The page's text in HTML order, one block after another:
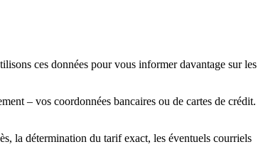
ces données pour vous informer davantage sur les
– vos coordonnées bancaires ou de cartes de crédit.
la détermination du tarif exact, les éventuels courriels